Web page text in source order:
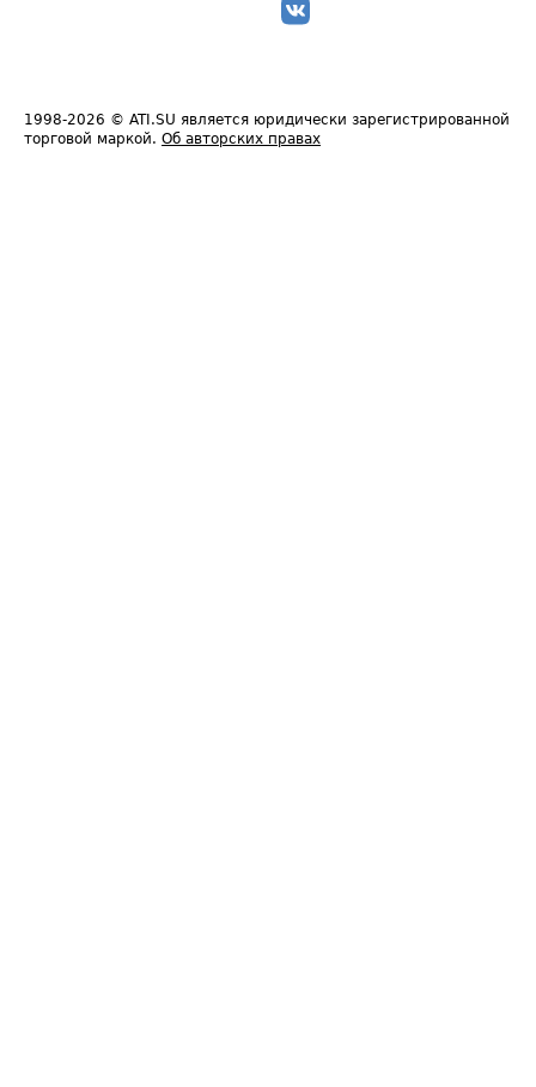
1998-2026 © ATI.SU является юридически зарегистрированной
торговой маркой. Об авторских правах